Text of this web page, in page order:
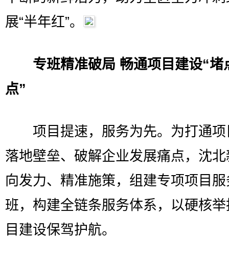
展“半年红”。
专班精准破局 畅通项目建设“堵
点”
项目提速，服务为先。为打通项
落地壁垒、破解企业发展痛点，沈
向发力、精准施策，组建专项项目
班，构建全链条服务体系，以硬核
目建设保驾护航。